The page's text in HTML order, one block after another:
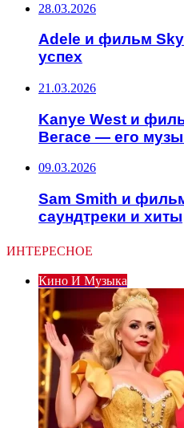
28.03.2026
Adele и фильм
успех
21.03.2026
Kanye West и
Вегасе — его
09.03.2026
Sam Smith и
саундтреки и хиты
ИНТЕРЕСНОЕ
Кино И Музыка